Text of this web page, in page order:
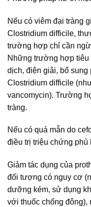
Nếu có viêm đại tràng
Clostridium difficile,
trường hợp chỉ cần
Những trường hợp tiêu
dịch, điện giải, bổ
Clostridium difficile
vancomycin). Trường
tràng.
Nếu có quá mẫn do
điều trị triệu chứng phù
Giảm tác dụng của
đối tượng có nguy cơ
dưỡng kém, sử dụng
với thuốc chống